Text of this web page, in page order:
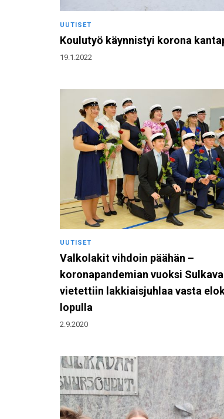
UUTISET
Koulutyö käynnistyi korona
19.1.2022
UUTISET
Valkolakit vihdoin päähän –
koronapandemian vuoksi
vietettiin lakkiaisjuhlaa vasta
lopulla
2.9.2020